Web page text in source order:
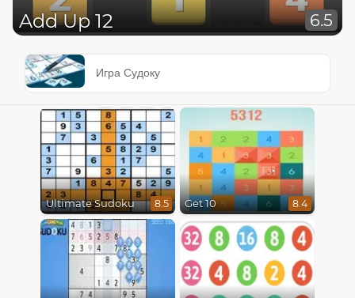
Add Up 12 6.5
Игра Судоку
Ultimate Sudoku 8.5 Get 10 8.4